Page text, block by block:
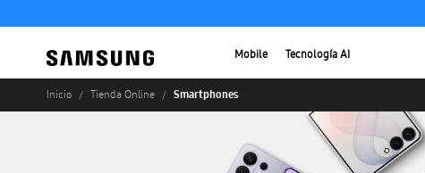
Mobile Tecnología AI
Inicio Tienda Online Smartphones